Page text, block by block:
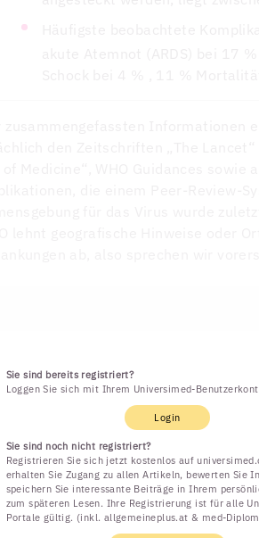
Sie sind bereits registriert?
Loggen Sie sich mit Ihrem Universimed-
Login
Sie sind noch nicht registriert?
Registrieren Sie sich jetzt kostenlos auf
erhalten Sie Zugang zu allen Artikeln, bewerten Sie
speichern Sie interessante Beiträge in Ihrem
zum späteren Lesen. Ihre Registrierung ist für alle
Portale gültig. (inkl. allgemeineplus.at & med-